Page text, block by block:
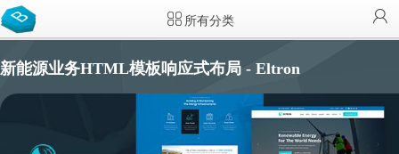
所有分类
新能源业务HTML模板响应式布局 - Eltron